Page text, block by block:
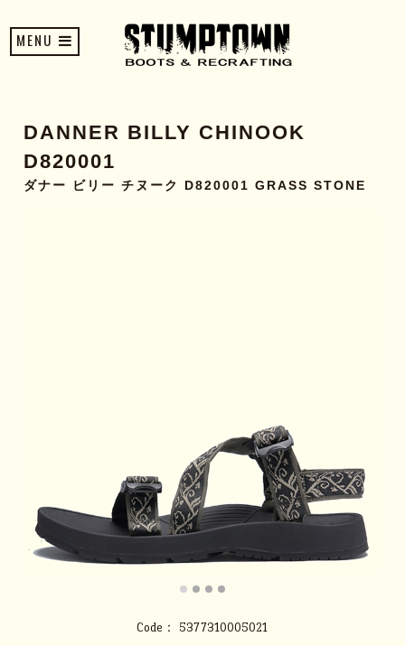
MENU
DANNER BILLY CHINOOK
D820001
ダナー ビリー チヌーク D820001 GRASS STONE
Code：
5377310005021